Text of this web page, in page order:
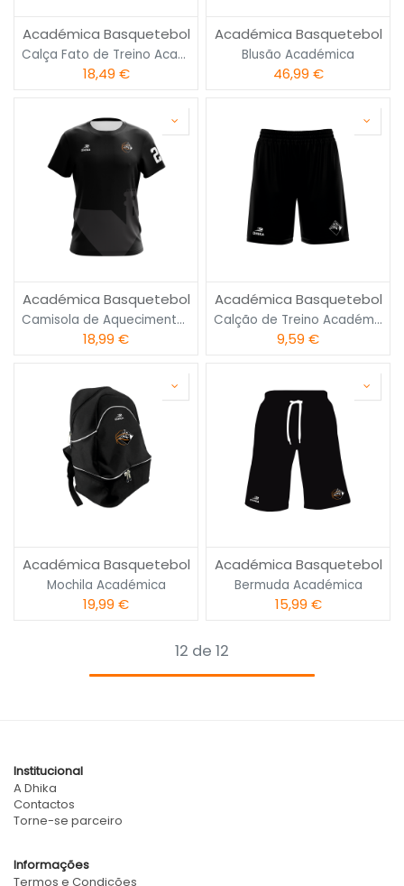
Académica Basquetebol
Calça Fato de Treino Académica
18,49 €
Académica Basquetebol
Blusão Académica
46,99 €
Académica Basquetebol
Camisola de Aquecimento Académica
18,99 €
Académica Basquetebol
Calção de Treino Académica
9,59 €
Académica Basquetebol
Mochila Académica
19,99 €
Académica Basquetebol
Bermuda Académica
15,99 €
12 de 12
Institucional
A Dhika
Contactos
Torne-se parceiro
Informações
Termos e Condições